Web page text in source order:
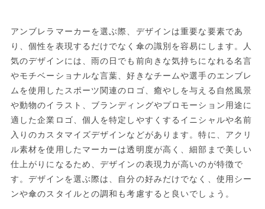
アンブレラマーカーを選ぶ際、デザインは重要な要素であ
り、個性を表現するだけでなく傘の識別を容易にします。人
気のデザインには、雨の日でも前向きな気持ちになれる名言
やモチベーショナルな言葉、好きなチームや選手のエンブレ
ムを使用したスポーツ関連のロゴ、癒やしを与える自然風景
や動物のイラスト、ブランディングやプロモーション用途に
適した企業ロゴ、個人を特定しやすくするイニシャルや名前
入りのカスタマイズデザインなどがあります。特に、アクリ
ル素材を使用したマーカーは透明度が高く、細部まで美しい
仕上がりになるため、デザインの表現力が高いのが特徴で
す。デザインを選ぶ際は、自分の好みだけでなく、使用シー
ンや傘のスタイルとの調和も考慮すると良いでしょう。